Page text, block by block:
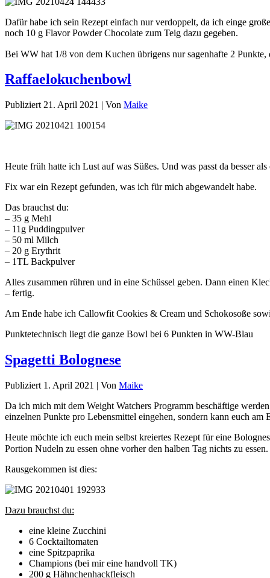
Dafür habe ich sein Rezept einfach nur verdoppelt, da ich einge
noch 10 g Flavor Powder Chocolate zum Teig dazu gegeben.
Bei WW hat 1/8 von dem Kuchen übrigens nur sagenhafte 2
Raffaelokuchenbowl
Publiziert 21. April 2021 | Von Maike
Heute früh hatte ich Lust auf was Süßes. Und was passt da besser
Fix war ein Rezept gefunden, was ich für mich abgewandelt habe.
Das brauchst du:
– 35 g Mehl
– 11g Puddingpulver
– 50 ml Milch
– 20 g Erythrit
– 1TL Backpulver
Alles zusammen rühren und in eine Schüssel geben. Dann einen
– fertig.
Am Ende habe ich Callowfit Cookies & Cream und Schokosoße
Punktetechnisch liegt die ganze Bowl bei 6 Punkten in WW-Blau
Spagetti Bolognese
Publiziert 1. April 2021 | Von Maike
Da ich mich mit dem Weight Watchers Programm beschäftige
einzelnen Punkte pro Lebensmittel eingehen, sondern kann euch
Heute möchte ich euch mein selbst kreiertes Rezept für eine
Portion Nudeln zu essen ohne vorher den halben Tag nichts zu
Rausgekommen ist dies:
Dazu brauchst du:
eine kleine Zucchini
6 Cocktailtomaten
eine Spitzpaprika
Champions (bei mir eine handvoll TK)
200 g Hähnchenhackfleisch